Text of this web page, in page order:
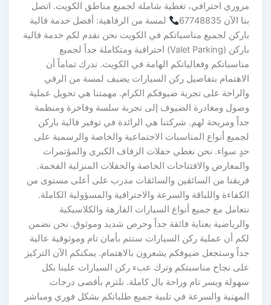
مروري احترافي، تغطية شاملة لجميع مناطق الكويت. اتصل
بنا الآن 67748835
لمسة من الرفاهية: أفضل خدمة فالية
باركن لجميع مناسباتكم في الكويت نحن نقدم لكم خدمة فالية
باركن (Valet Parking) احترافية ومتكاملة جداً لجميع
مناسباتكم وفعالياتكم الهامة في الكويت. ندرك تماماً أن
الاهتمام بتفاصيل ركن السيارات يضيف لمسة من الرقي
والراحة على تجربة ضيوفكم الكرام. مهمتنا هي تحويل عملية
وصول ومغادرة الضيوف إلى تجربة سلسة وفاخرة ومنظمة
جداً ومريحة لهم. شركتنا هي الرائدة في توفير فالية باركن
لجميع أنواع المناسبات الاجتماعية والخاصة والرسمية على
حدٍ سواء. نحن نغطي حفلات الزفاف الكبرى والمؤتمرات
والمعارض والافتتاحات الخاصة والحفلات المنزلية الفخمة.
فريقنا من السائقين والسائقات مدرب على أعلى مستوى من
الكفاءة واللباقة والسرعة والاحترافية والمسؤولية الكاملة.
نتعامل مع جميع أنواع السيارات الفارهة والكلاسيكية
والرياضية بعناية فائقة جداً وحرص شديد وموثوق. نحن نضمن
لكم أن عملية ركن السيارات ستتم بأمان تام وموثوقية عالية
جداً وستجعل ضيوفكم يشعرون بالاهتمام. يمكنكم الآن التركيز
على نجاح مناسبتكم وترك عبء ركن السيارات علينا بكل
سهولة ويسر تام وراحة بال كاملة. نلتزم بأقصى درجات
المهنية والسرعة في تلبية جميع طلباتكم بشكل فوري ومباشر